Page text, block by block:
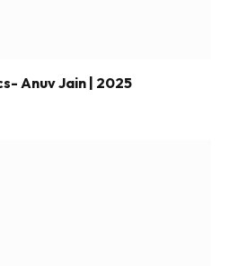
Anuv Jain | 2025